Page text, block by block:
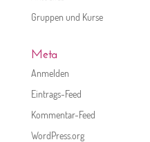
Gruppen und Kurse
Meta
Anmelden
Eintrags-Feed
Kommentar-Feed
WordPress.org